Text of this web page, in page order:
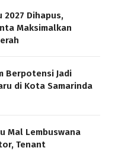
2027 Dihapus,
Maksimalkan
Berpotensi Jadi
di Kota Samarinda
Mal Lembuswana
Tenant